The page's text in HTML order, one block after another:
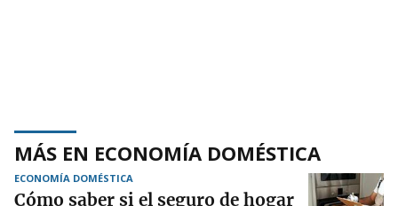
MÁS EN ECONOMÍA DOMÉSTICA
ECONOMÍA DOMÉSTICA
Cómo saber si el seguro de hogar